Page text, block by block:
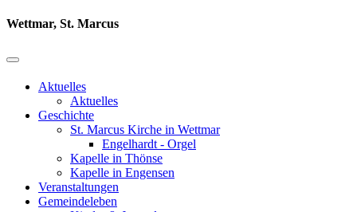
Wettmar, St. Marcus
Aktuelles
Aktuelles
Geschichte
St. Marcus Kirche in Wettmar
Engelhardt - Orgel
Kapelle in Thönse
Kapelle in Engensen
Veranstaltungen
Gemeindeleben